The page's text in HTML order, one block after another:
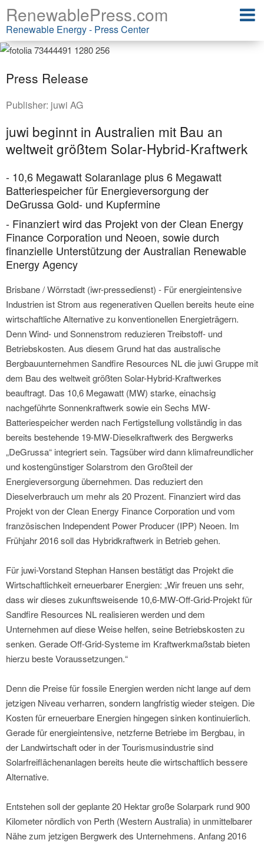
RenewablePress.com
Renewable Energy - Press Center
Press Release
Publisher: juwi AG
juwi beginnt in Australien mit Bau an
weltweit größtem Solar-Hybrid-Kraftwerk
- 10,6 Megawatt Solaranlage plus 6 Megawatt
Batteriespeicher für Energieversorgung der
DeGrussa Gold- und Kupfermine
- Finanziert wird das Projekt von der Clean Energy
Finance Corporation und Neoen, sowie durch
finanzielle Unterstützung der Australian Renewable
Energy Agency
Brisbane / Wörrstadt (iwr-pressedienst) - Für energieintensive
Industrien ist Strom aus regenerativen Quellen bereits heute eine
wirtschaftliche Alternative zu konventionellen Energieträgern.
Denn Wind- und Sonnenstrom reduzieren Treibstoff- und
Betriebskosten. Aus diesem Grund hat das australische
Bergbauunternehmen Sandfire Resources NL die juwi Gruppe mit
dem Bau des weltweit größten Solar-Hybrid-Kraftwerkes
beauftragt. Das 10,6 Megawatt (MW) starke, einachsig
nachgeführte Sonnenkraftwerk sowie ein Sechs MW-
Batteriespeicher werden nach Fertigstellung vollständig in das
bereits bestehende 19-MW-Dieselkraftwerk des Bergwerks
„DeGrussa“ integriert sein. Tagsüber wird dann klimafreundlicher
und kostengünstiger Solarstrom den Großteil der
Energieversorgung übernehmen. Das reduziert den
Dieselverbrauch um mehr als 20 Prozent. Finanziert wird das
Projekt von der Clean Energy Finance Corporation und vom
französischen Independent Power Producer (IPP) Neoen. Im
Frühjahr 2016 soll das Hybridkraftwerk in Betrieb gehen.
Für juwi-Vorstand Stephan Hansen bestätigt das Projekt die
Wirtschaftlichkeit erneuerbarer Energien: „Wir freuen uns sehr,
dass wir dieses zukunftsweisende 10,6-MW-Off-Grid-Projekt für
Sandfire Resources NL realisieren werden und dem
Unternehmen auf diese Weise helfen, seine Betriebskosten zu
senken. Gerade Off-Grid-Systeme im Kraftwerkmaßstab bieten
hierzu beste Voraussetzungen.“
Denn die Preise für fossile Energien werden nicht lange auf dem
jetzigen Niveau verharren, sondern langfristig wieder steigen. Die
Kosten für erneuerbare Energien hingegen sinken kontinuierlich.
Gerade für energieintensive, netzferne Betriebe im Bergbau, in
der Landwirtschaft oder in der Tourismusindustrie sind
Solarfreiflächenanlagen bereits heute die wirtschaftlich bessere
Alternative.
Entstehen soll der geplante 20 Hektar große Solarpark rund 900
Kilometer nördlich von Perth (Western Australia) in unmittelbarer
Nähe zum jetzigen Bergwerk des Unternehmens. Anfang 2016